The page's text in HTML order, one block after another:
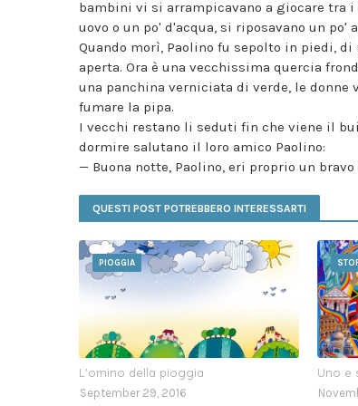
bambini vi si arrampicavano a giocare tra
uovo o un po' d'acqua, si riposavano un
Quando morì, Paolino fu sepolto in piedi,
aperta. Ora è una vecchissima quercia
una panchina verniciata di verde, le
fumare la pipa.
I vecchi restano li seduti fin che viene il
dormire salutano il loro amico Paolino:
— Buona notte, Paolino, eri proprio un bravo
QUESTI POST POTREBBERO INTERESSARTI
PIOGGIA
L'omino della pioggia
September 29, 2016
Uno e